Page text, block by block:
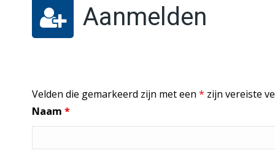
Aanmelden
Velden die gemarkeerd zijn met een * zijn vereiste
Naam *